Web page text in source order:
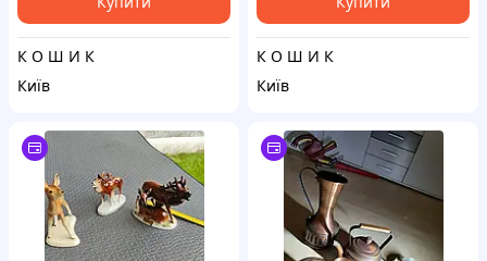
К О Ш И К
Київ
К О Ш И К
Київ